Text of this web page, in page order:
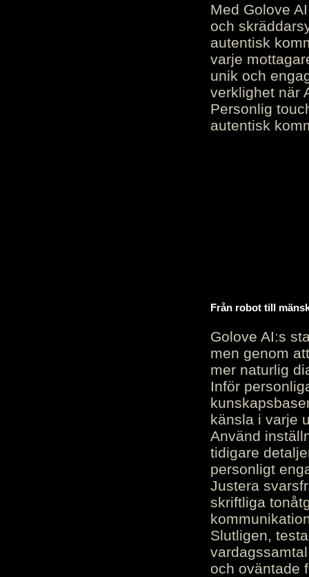
Med Golove
och
autentisk
varje
unik och
verklighet när
Personlig
autentisk
Från robot till
Golove AI:s
men genom
mer naturlig
Inför
känsla i varje
Använd
tidigare
personligt
Justera
skriftliga
Slutligen,
och oväntade